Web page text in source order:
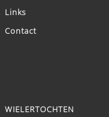
Links
Contact
WIELERTOCHTEN